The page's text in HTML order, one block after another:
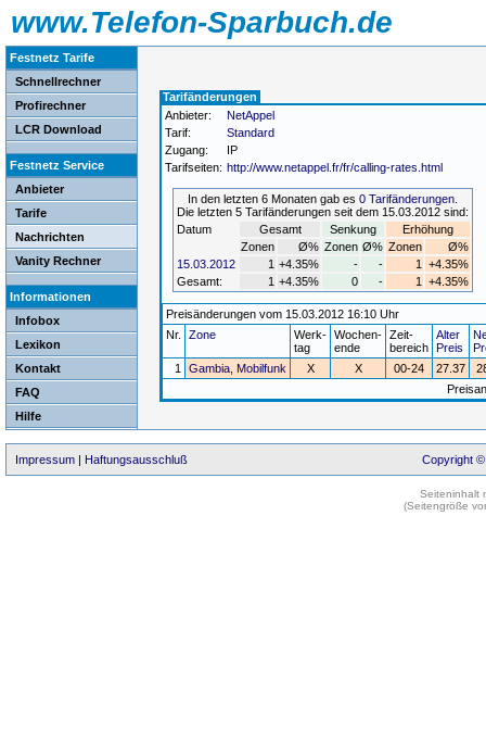
www.Telefon-Sparbuch.de
Festnetz Tarife
Schnellrechner
Profirechner
LCR Download
Festnetz Service
Anbieter
Tarife
Nachrichten
Vanity Rechner
Informationen
Infobox
Lexikon
Kontakt
FAQ
Hilfe
Tarifänderungen
Anbieter:
NetAppel
Tarif:
Standard
Zugang:
IP
Tarifseiten: http://www.netappel.fr/fr/calling-rates.html
In den letzten 6 Monaten gab es 0 Tarifänderungen
Die letzten 5 Tarifänderungen seit dem 15.03.2012 sind:
Datum
Gesamt Senkung
Erhöhung
Zonen
Ø% Zonen Ø% Zonen
Ø%
15.03.2012
1 +4.35% - - 1
+4.35%
Gesamt:
1 +4.35% 0 - 1 +4.35%
Preisänderungen vom 15.03.2012 16:10 Uhr
Nr.
Zone
Werk-
tag
Wochen-
ende
Zeit-
bereich
Alter
Preis
1
Gambia, Mobilfunk X X 00-24 27.37
Impressum | Haftungsausschluß Copyright ©
Seiteninhalt
(Seitengröße